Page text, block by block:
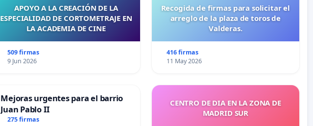
APOYO A LA CREACIÓN DE LA
ESPECIALIDAD DE CORTOMETRAJE EN
LA ACADEMIA DE CINE
509 firmas
9 Jun 2026
Recogida de firmas para solicitar el
arreglo de la plaza de toros de
Valderas.
416 firmas
11 May 2026
Mejoras urgentes para el barrio
Juan Pablo II
275 firmas
CENTRO DE DIA EN LA ZONA DE
MADRID SUR